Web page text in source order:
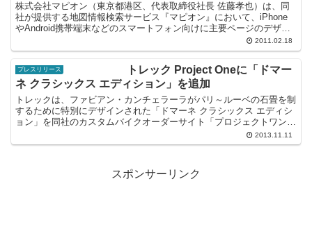
株式会社マピオン（東京都港区、代表取締役社長 佐藤孝也）は、同
社が提供する地図情報検索サービス『マピオン』において、iPhone
やAndroid携帯端末などのスマートフォン向けに主要ページのデザイ
2011.02.18
プレスリリース
トレック Project Oneに「ドマー
ネ クラシックス エディション」を追加
トレックは、ファビアン・カンチェラーラがパリ～ルーベの石畳を制
するために特別にデザインされた「ドマーネ クラシックス エディシ
ョン」を同社のカスタムバイクオーダーサイト「プロジェクトワン」
に追加した。短いヘッドチューブ、長いホイールベースに...2013.11.11
スポンサーリンク